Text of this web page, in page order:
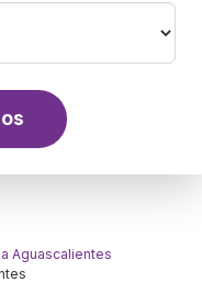
Aguascalientes